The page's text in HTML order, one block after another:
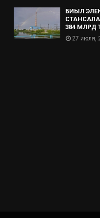
БИЫЛ
384 МЛРД
27 июля,